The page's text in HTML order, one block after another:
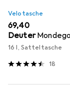
Velotasche
EUR
69,40
Deuter Mondego
16 l, Satteltasche
18